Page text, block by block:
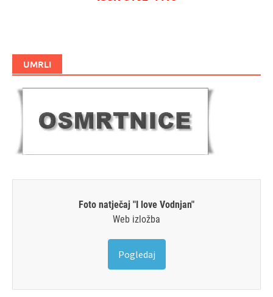
UMRLI
Foto natječaj "I love Vodnjan"
Web izložba
Pogledaj